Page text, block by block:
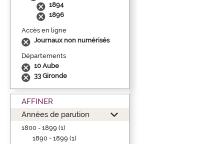
1894
1896
Accès en ligne
Journaux non numérisés
Départements
10 Aube
33 Gironde
AFFINER
Années de parution
1800 - 1899 (1)
1890 - 1899 (1)